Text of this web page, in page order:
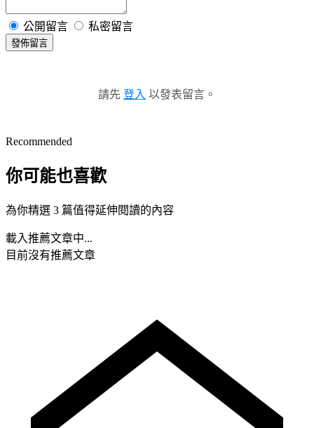
公開留言 私密留言
發佈留言
請先 登入 以發表留言。
Recommended
你可能也喜歡
為你精選 3 篇值得延伸閱讀的內容
載入推薦文章中...
目前沒有推薦文章